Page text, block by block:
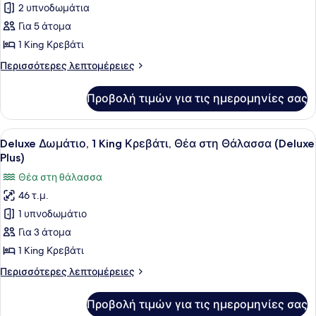
για
Δωμάτιο,
2
Θέα
(Residence)
2 υπνοδωμάτια
Για 5 άτομα
1 King Κρεβάτι
Περισσότερες λεπτομέρειες
Περισσότερες
2
Υπνοδωμάτια,
Θέα
στη
Θάλασσα
(Residence)
Προβολή τιμών για τις ημερομηνίες σας
Προβολή
όλων
των
φωτογραφιών
για
Deluxe
Δωμάτιο,
1
King
Κρεβάτι,
Ένα σύγχρονο δωμάτιο
6
Deluxe Δωμάτιο, 1 King Κρεβάτι, Θέα στη Θάλασσα (Deluxe
Plus)
Θέα στη θάλασσα
46 τ.μ.
1 υπνοδωμάτιο
Για 3 άτομα
1 King Κρεβάτι
Περισσότερες λεπτομέρειες
Περισσότερες
Προβολή τιμών για τις ημερομηνίες σας